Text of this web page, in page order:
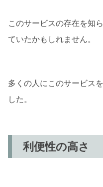
このサービスの存在を知
ていたかもしれません。
多くの人にこのサービス
した。
利便性の高さ